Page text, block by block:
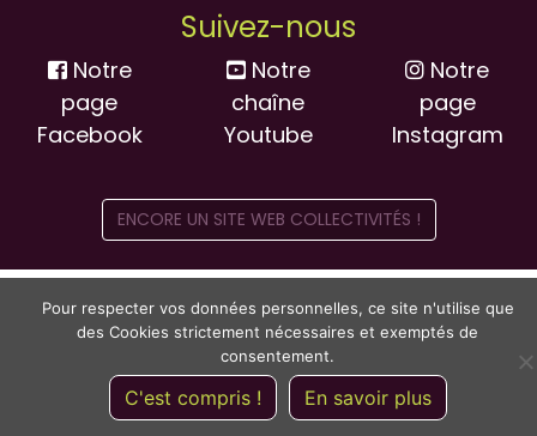
Suivez-nous
Notre
page
Facebook
Notre
chaîne
Youtube
Notre
page
Instagram
ENCORE UN SITE WEB COLLECTIVITÉS !
Pour respecter vos données personnelles, ce site n'utilise que
des Cookies strictement nécessaires et exemptés de
consentement.
C'est compris ! En savoir plus